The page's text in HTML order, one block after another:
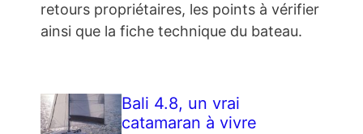
retours propriétaires, les points à vérifier
ainsi que la fiche technique du bateau.
Bali 4.8, un vrai
catamaran à vivre